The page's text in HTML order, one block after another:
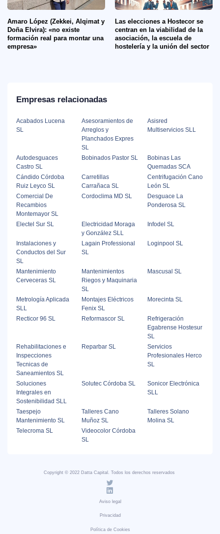
Amaro López (Zekkei, Alqimat y
Doña Elvira): «no existe
formación real para montar una
empresa»
Las elecciones a Hostecor se
centran en la viabilidad de la
asociación, la escuela de
hostelería y la unión del sector
Empresas relacionadas
Acabados Lucena
SL
Asesoramientos de
Arreglos y
Planchados Expres
SL
Asisred
Multiservicios SLL
Autodesguaces
Castro SL
Bobinados Pastor SL
Bobinas Las
Quemadas SCA
Cándido Córdoba
Ruiz Leyco SL
Carretillas
Carrañaca SL
Centrifugación Cano
León SL
Comercial De
Recambios
Montemayor SL
Cordoclima MD SL
Desguace La
Ponderosa SL
Electel Sur SL
Electricidad Moraga
y González SLL
Infodel SL
Instalaciones y
Conductos del Sur
SL
Lagain Professional
SL
Loginpool SL
Mantenimiento
Cerveceras SL
Mantenimientos
Riegos y Maquinaria
SL
Mascusal SL
Metrología Aplicada
SLL
Montajes Eléctricos
Fenix SL
Morecinta SL
Recticor 96 SL Reformascor SL
Refrigeración
Egabrense Hostesur
SL
Rehabilitaciones e
Inspecciones
Tecnicas de
Saneamientos SL
Reparbar SL
Servicios
Profesionales Herco
SL
Soluciones
Integrales en
Sostenibilidad SLL
Solutec Córdoba SL
Sonicor Electrónica
SLL
Taespejo
Mantenimiento SL
Talleres Cano
Muñoz SL
Talleres Solano
Molina SL
Telecroma SL
Videocolor Córdoba
SL
Copyright © 2022 Datta Capital. Todos los derechos reservados
Aviso legal
Privacidad
Política de Cookies